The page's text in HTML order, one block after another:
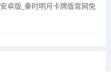
卓版_秦时明月卡牌版官网免